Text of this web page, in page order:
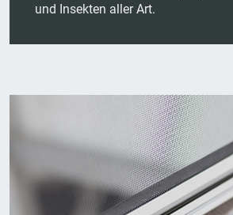
und Insekten aller Art.